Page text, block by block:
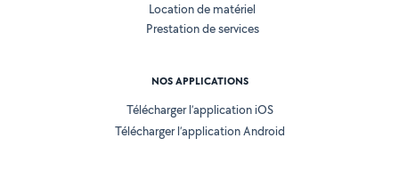
Location de matériel
Prestation de services
NOS APPLICATIONS
Télécharger l’application iOS
Télécharger l’application Android